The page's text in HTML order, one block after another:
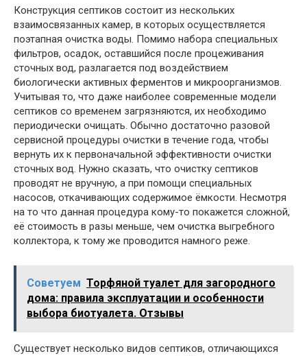
Конструкция септиков состоит из нескольких
взаимосвязанных камер, в которых осуществляется
поэтапная очистка воды. Помимо набора специальных
фильтров, осадок, оставшийся после процеживания
сточных вод, разлагается под воздействием
биологически активных ферментов и микроорганизмов.
Учитывая то, что даже наиболее современные модели
септиков со временем загрязняются, их необходимо
периодически очищать. Обычно достаточно разовой
сервисной процедуры очистки в течение года, чтобы
вернуть их к первоначальной эффективности очистки
сточных вод. Нужно сказать, что очистку септиков
проводят не вручную, а при помощи специальных
насосов, откачивающих содержимое ёмкости. Несмотря
на то что данная процедура кому-то покажется сложной,
её стоимость в разы меньше, чем очистка выгребного
коллектора, к тому же проводится намного реже.
Советуем Торфяной туалет для загородного
дома: правила эксплуатации и особенности
выбора биотуалета. Отзывы
Существует несколько видов септиков, отличающихся